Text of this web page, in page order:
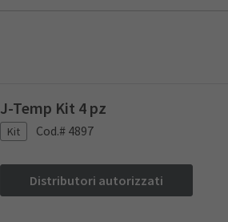
J-Temp Kit 4 pz
Kit Cod.# 4897
Distributori autorizzati